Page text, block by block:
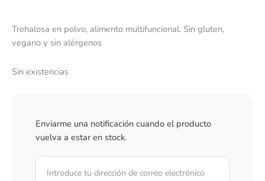
Trehalosa en polvo, alimento multifuncional. Sin gluten,
vegano y sin alérgenos
Sin existencias
Enviarme una notificación cuando el producto
vuelva a estar en stock.